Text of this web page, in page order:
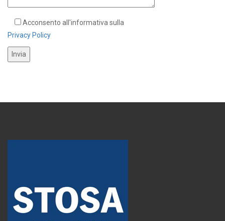
Acconsento all'informativa sulla
Privacy Policy